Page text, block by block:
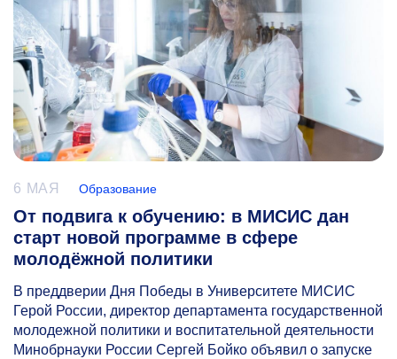
6 МАЯ Образование
От подвига к обучению: в МИСИС дан
старт новой программе в сфере
молодёжной политики
В преддверии Дня Победы в Университете МИСИС
Герой России, директор департамента государственной
молодежной политики и воспитательной деятельности
Минобрнауки России Сергей Бойко объявил о запуске